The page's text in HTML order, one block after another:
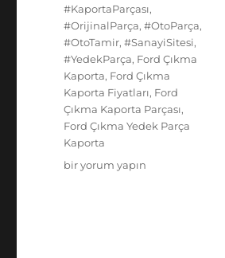
#KaportaParçası,
#OrijinalParça,#OtoParça,
#OtoTamir,#SanayiSitesi,
#YedekParça, Ford Çıkma
Kaporta, Ford Çıkma
Kaporta Fiyatları, Ford
Çıkma Kaporta Parçası,
Ford Çıkma Yedek Parça
Kaporta
Ford
bir yorum yapın